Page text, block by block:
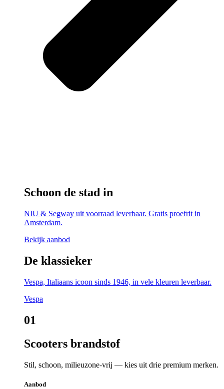
Schoon de stad in
NIU & Segway uit voorraad leverbaar. Gratis proefrit in
Amsterdam.
Bekijk aanbod
De klassieker
Vespa, Italiaans icoon sinds 1946, in vele kleuren leverbaar.
Vespa
01
Scooters brandstof
Stil, schoon, milieuzone-vrij — kies uit drie premium merken.
Aanbod